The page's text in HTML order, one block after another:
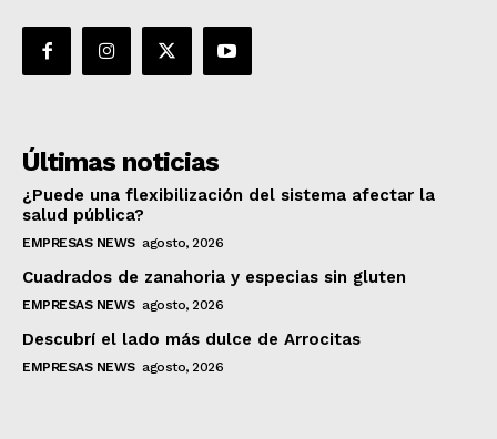
Últimas noticias
¿Puede una flexibilización del sistema afectar la
salud pública?
EMPRESAS NEWS agosto, 2026
Cuadrados de zanahoria y especias sin gluten
EMPRESAS NEWS agosto, 2026
Descubrí el lado más dulce de Arrocitas
EMPRESAS NEWS agosto, 2026